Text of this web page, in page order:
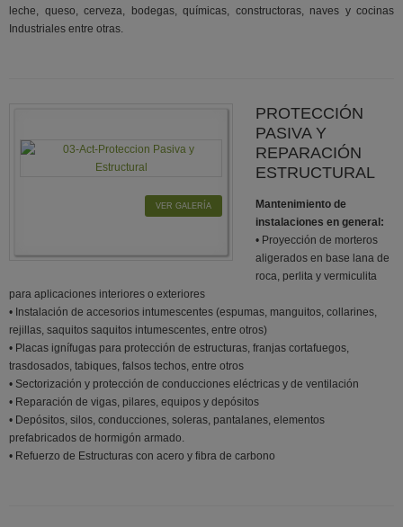
leche, queso, cerveza, bodegas, químicas, constructoras, naves y cocinas
Industriales entre otras.
VER GALERÍA
PROTECCIÓN
PASIVA Y
REPARACIÓN
ESTRUCTURAL
Mantenimiento de
instalaciones en general:
• Proyección de morteros
aligerados en base lana de
roca, perlita y vermiculita
para aplicaciones interiores o exteriores
• Instalación de accesorios intumescentes (espumas, manguitos, collarines,
rejillas, saquitos saquitos intumescentes, entre otros)
• Placas ignífugas para protección de estructuras, franjas cortafuegos,
trasdosados, tabiques, falsos techos, entre otros
• Sectorización y protección de conducciones eléctricas y de ventilación
• Reparación de vigas, pilares, equipos y depósitos
• Depósitos, silos, conducciones, soleras, pantalanes, elementos
prefabricados de hormigón armado.
• Refuerzo de Estructuras con acero y fibra de carbono